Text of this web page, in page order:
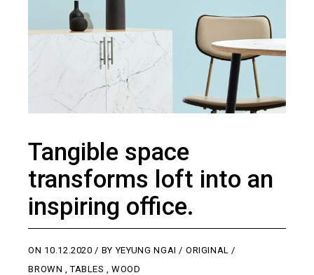
Tangible space
transforms loft into an
inspiring office.
ON 10.12.2020 BYYEYUNG NGAI
ORIGINAL
BROWN
,TABLES ,WOOD